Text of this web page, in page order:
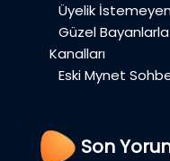
Üyelik
Güzel
Kanalları
Eski Mynet
Son